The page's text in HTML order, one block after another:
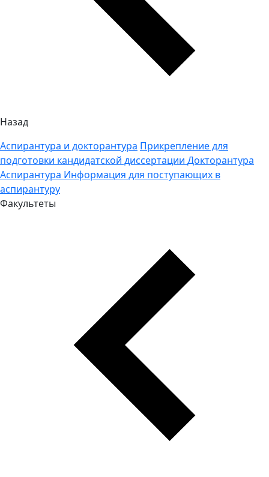
Назад
Аспирантура и докторантура Прикрепление для
подготовки кандидатской диссертации Докторантура
Аспирантура Информация для поступающих в
аспирантуру
Факультеты